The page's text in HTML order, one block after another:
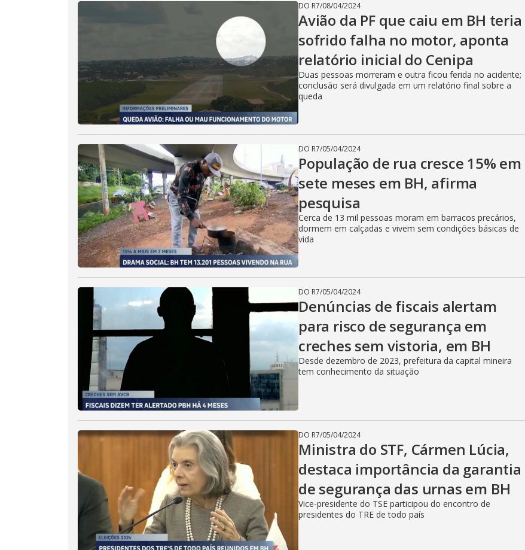
DO R7/08/04/2024
Avião da PF que caiu em BH teria
sofrido falha no motor, aponta
relatório inicial do Cenipa
Duas pessoas morreram e outra ficou ferida no acidente;
conclusão será divulgada em um relatório final sobre a
queda
DO R7/05/04/2024
População de rua cresce 15% em
sete meses em BH, afirma
pesquisa
Cerca de 13 mil pessoas moram em barracos precários,
dormem em calçadas e vivem sem condições básicas de
vida
DO R7/05/04/2024
Denúncias de fiscais alertam
para risco de segurança em
creches sem vistoria, em BH
Desde dezembro de 2023, prefeitura da capital mineira
tem conhecimento da situação
DO R7/05/04/2024
Ministra do STF, Cármen Lúcia,
destaca importância da garantia
de segurança das urnas em BH
Vice-presidente do TSE participou do encontro de
presidentes do TRE de todo país